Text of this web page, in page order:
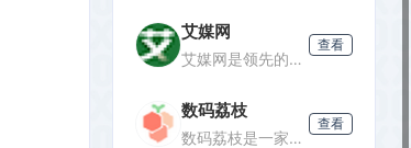
艾媒网
艾媒网是领先的新经济产业第三方数据挖掘分析机构，提供行业报告、消费洞察和商业趋势数据，覆盖AI、电商、汽车等多个领域。
查看
数码荔枝
数码荔枝是一家正版软件商店，销售Win/Mac/iOS/Android平台的影音、办公、设计等软件，并提供使用教程和会员优惠。
查看